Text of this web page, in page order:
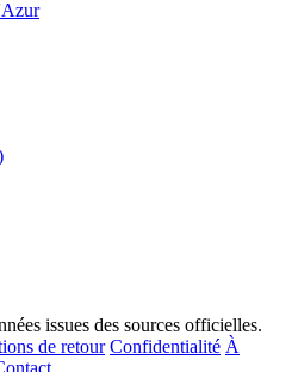
issues des sources officielles.
de retour Confidentialité À